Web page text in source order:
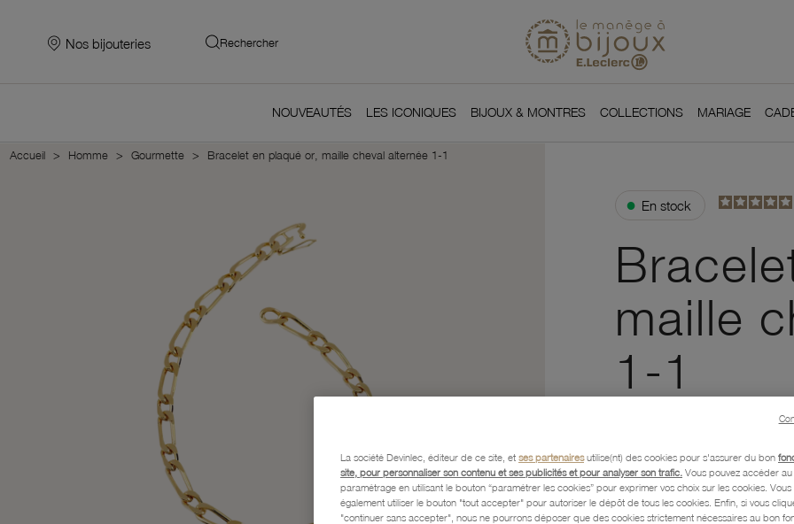
Nos bijouteries Rechercher
NOUVEAUTÉS LES ICONIQUES BIJOUX & MONTRES COLLECTIONS MARIAGE
Accueil Homme Gourmette Bracelet en plaqué or, maille cheval alternée 1-1
● En stock
maille
1-1
Description
La société Devinlec, éditeur de ce site, et ses partenairesutilise(nt) des cookies pour s'assurer du bon
site, pour personnaliser son contenu et ses publicités et pour analyser son trafic. Vous pouvez accéder
paramétrage en utilisant le bouton “paramétrer les cookies” pour exprimer vos choix sur les cookies. Vous
également utiliser le bouton "tout accepter" pour autoriser le dépôt de tous les cookies. Enfin, si vous
"continuer sans accepter", nous ne pourrons déposer que des cookies strictement nécessaires au bon